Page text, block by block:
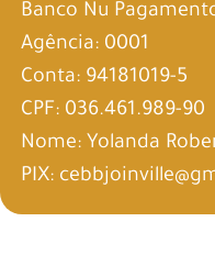
Banco Nu
Agência: 0001
Conta: 94181019-5
CPF: 036.461.989-90
Nome: Yolanda
PIX: